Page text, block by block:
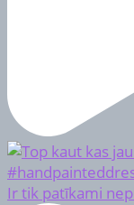
Ir tik patīkami